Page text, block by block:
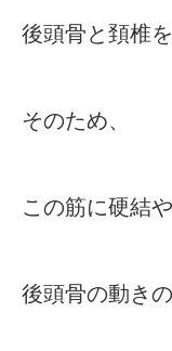
後頭骨と頚椎
そのため、
この筋に硬結
後頭骨の動き